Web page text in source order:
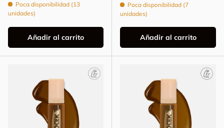
Poca disponibilidad (13
unidades)
Añadir al carrito
Poca disponibilidad (7
unidades)
Añadir al carrito